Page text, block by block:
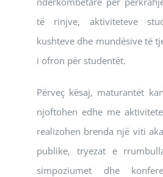
të rinjve, aktiviteteve
kushteve dhe mundësive të
i ofron për studentët.
Përveç kësaj, maturantët
njoftohen edhe me
realizohen brenda një viti
publike, tryezat e
simpoziumet dhe